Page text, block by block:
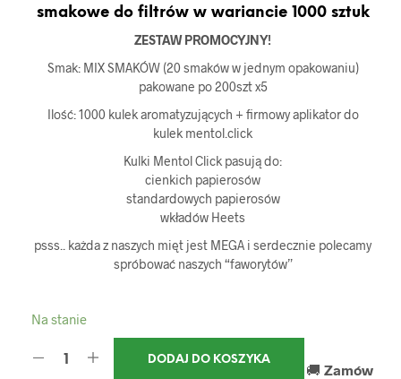
smakowe do filtrów w wariancie 1000 sztuk
ZESTAW PROMOCYJNY!
Smak: MIX SMAKÓW (20 smaków w jednym opakowaniu)
pakowane po 200szt x5
Ilość: 1000 kulek aromatyzujących + firmowy aplikator do
kulek mentol.click
Kulki Mentol Click pasują do:
cienkich papierosów
standardowych papierosów
wkładów Heets
psss.. każda z naszych mięt jest MEGA i serdecznie polecamy
spróbować naszych “faworytów”
Na stanie
DODAJ DO KOSZYKA
🚚 Zamów